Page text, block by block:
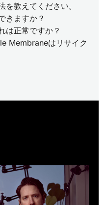
教えてください。
きますか？
は正常ですか？
Membraneはリサイク